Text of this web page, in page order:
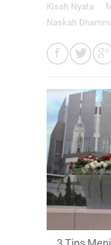
Kisah Nyata
Naskah